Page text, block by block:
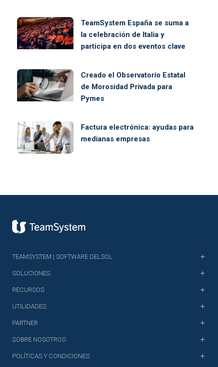
TeamSystem España se suma a
la celebración de Italia y
participa en dos eventos clave
Creado el Observatorio Estatal
de Morosidad Privada para
Pymes
Factura electrónica: ayudas para
medianas empresas
TEAMSYSTEM | SOFTWARE DELSOL
SOLUCIONES
RECURSOS
UTILIDADES
PARTNER
SOBRE NOSOTROS
POLÍTICAS Y CONDICIONES